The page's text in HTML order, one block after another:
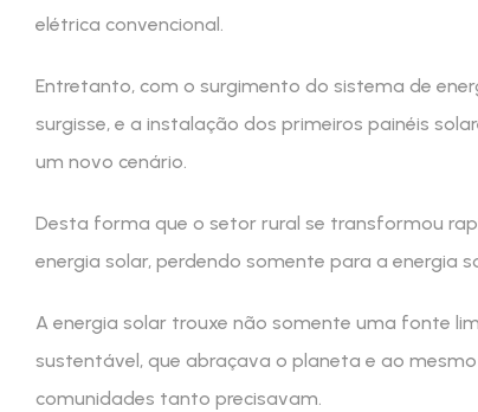
elétrica convencional.
Entretanto, com o surgimento do sistema de
surgisse, e a instalação dos primeiros painéis
um novo cenário.
Desta forma que o setor rural se transformou
energia solar, perdendo somente para a energia
A energia solar trouxe não somente uma fonte
sustentável, que abraçava o planeta e ao
comunidades tanto precisavam.